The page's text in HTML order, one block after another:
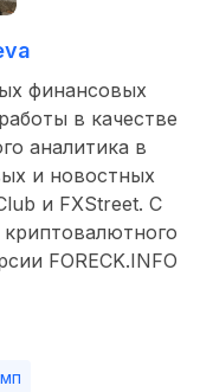
финансовых
в качестве
аналитика в
и новостных
и FXStreet. С
FORECK.INFO